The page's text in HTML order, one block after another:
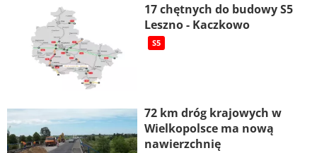
17 chętnych do budowy S5
Leszno - Kaczkowo
S5
72 km dróg krajowych w
Wielkopolsce ma nową
nawierzchnię